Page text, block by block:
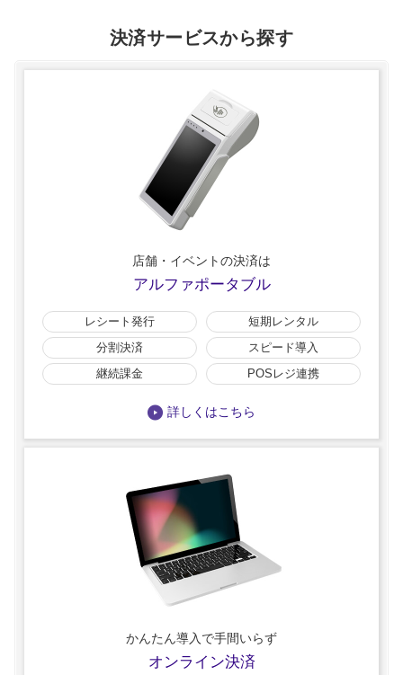
決済サービスから探す
店舗・イベントの決済は
アルファポータブル
レシート発行 短期レンタル
分割決済 スピード導入
継続課金 POSレジ連携
詳しくはこちら
かんたん導入で手間いらず
オンライン決済